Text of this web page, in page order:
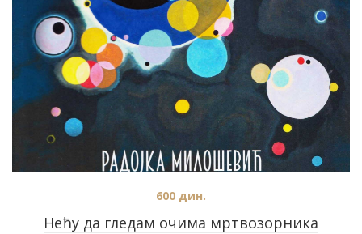
Нећу да гледам очима мртвозорника
600 дин.